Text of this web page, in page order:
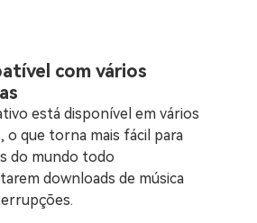
está disponível em vários
o que torna mais fácil para
do mundo todo
downloads de música